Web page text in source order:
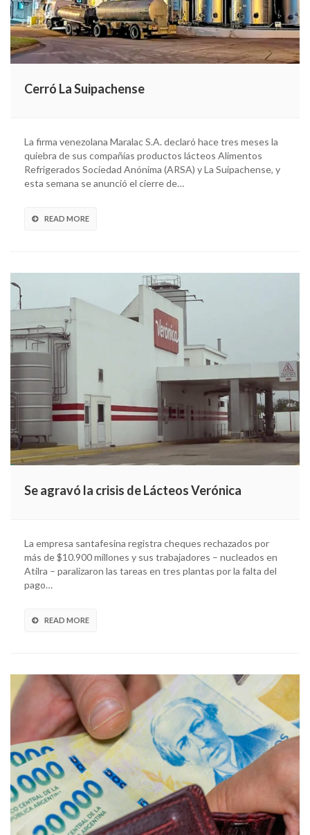
Cerró La Suipachense
La firma venezolana Maralac S.A. declaró hace tres meses la
quiebra de sus compañías productos lácteos Alimentos
Refrigerados Sociedad Anónima (ARSA) y La Suipachense, y
esta semana se anunció el cierre de…
READ MORE
Se agravó la crisis de Lácteos Verónica
La empresa santafesina registra cheques rechazados por
más de $10.900 millones y sus trabajadores – nucleados en
Atilra – paralizaron las tareas en tres plantas por la falta del
pago…
READ MORE